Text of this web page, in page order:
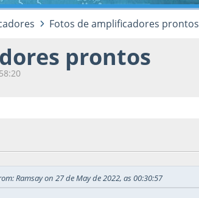
Fotos de amplificadores prontos
prontos
Ramsay on 27 de May de 2022, as 00:30:57